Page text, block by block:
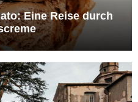
Eine Reise durch